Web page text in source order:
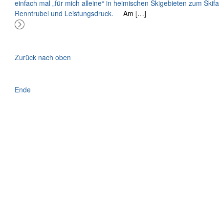
einfach mal „für mich alleine“ in heimischen Skigebieten zum
Renntrubel und Leistungsdruck.
Am […]
Zurück nach oben
Ende